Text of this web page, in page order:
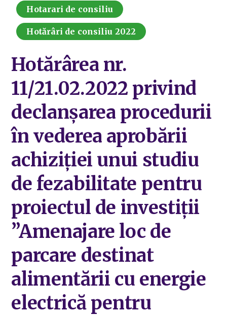
Hotarari de consiliu
Hotărâri de consiliu 2022
Hotărârea nr.
11/21.02.2022 privind
declanșarea procedurii
în vederea aprobării
achiziției unui studiu
de fezabilitate pentru
proiectul de investiții
”Amenajare loc de
parcare destinat
alimentării cu energie
electrică pentru